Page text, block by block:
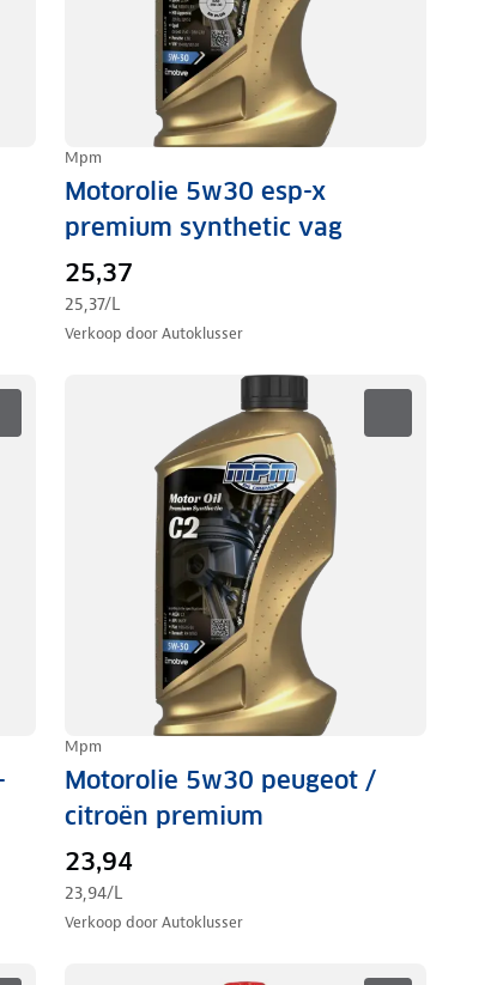
Mpm
Motorolie 5w30 esp-x
premium synthetic vag
25,37
25,37/L
Verkoop doorAutoklusser
Mpm
Motorolie 5w30 peugeot /
citroën premium
23,94
23,94/L
Verkoop doorAutoklusser